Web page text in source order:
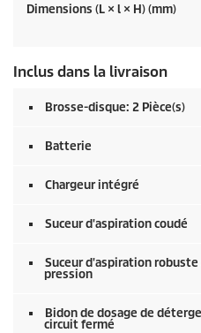
Dimensions (L × l × H) (mm)
Inclus dans la livraison
Brosse-disque: 2 Pièce(s)
Batterie
Chargeur intégré
Suceur d'aspiration coudé
Suceur d'aspiration
pression
Bidon de dosage de
circuit fermé